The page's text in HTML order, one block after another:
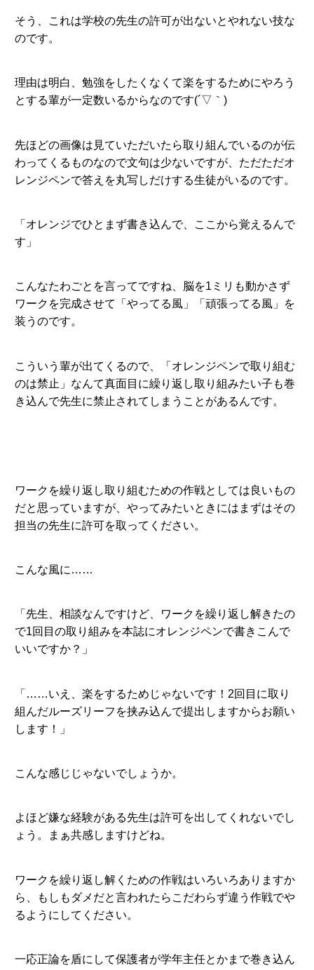
そう、これは学校の先生の許可が出ないとやれない技な
のです。
理由は明白、勉強をしたくなくて楽をするためにやろう
とする輩が一定数いるからなのです(´▽｀)
先ほどの画像は見ていただいたら取り組んでいるのが伝
わってくるものなので文句は少ないですが、ただただオ
レンジペンで答えを丸写しだけする生徒がいるのです。
「オレンジでひとまず書き込んで、ここから覚えるんで
す」
こんなたわごとを言ってですね、脳を1ミリも動かさず
ワークを完成させて「やってる風」「頑張ってる風」を
装うのです。
こういう輩が出てくるので、「オレンジペンで取り組む
のは禁止」なんて真面目に繰り返し取り組みたい子も巻
き込んで先生に禁止されてしまうことがあるんです。
ワークを繰り返し取り組むための作戦としては良いもの
だと思っていますが、やってみたいときにはまずはその
担当の先生に許可を取ってください。
こんな風に……
「先生、相談なんですけど、ワークを繰り返し解きたの
で1回目の取り組みを本誌にオレンジペンで書きこんで
いいですか？」
「……いえ、楽をするためじゃないです！2回目に取り
組んだルーズリーフを挟み込んで提出しますからお願い
します！」
こんな感じじゃないでしょうか。
よほど嫌な経験がある先生は許可を出してくれないでし
ょう。まぁ共感しますけどね。
ワークを繰り返し解くための作戦はいろいろありますか
ら、もしもダメだと言われたらこだわらず違う作戦でや
るようにしてください。
一応正論を盾にして保護者が学年主任とかまで巻き込ん